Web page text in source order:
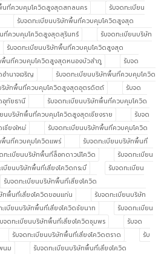
นที่ควบคุมโควิดสูงสุดสกลนคร
รับจดทะเบียน
รับจดทะเบียนบริษัทพื้นที่ควบคุมโควิดสูงสุด
ที่ควบคุมโควิดสูงสุดสุรินทร์
รับจดทะเบียนบริษัท
รับจดทะเบียนบริษัทพื้นที่ควบคุมโควิดสูงสุด
พื้นที่ควบคุมโควิดสูงสุดหนองบัวลำภู
รับจด
ำนาจเจริญ
รับจดทะเบียนบริษัทพื้นที่ควบคุมโควิด
ริษัทพื้นที่ควบคุมโควิดสูงสุดอุตรดิตถ์
รับจด
อุทัยธานี
รับจดทะเบียนบริษัทพื้นที่ควบคุมโควิด
ยนบริษัทพื้นที่ควบคุมโควิดสูงสุดเชียงราย
รับจด
ชียงใหม่
รับจดทะเบียนบริษัทพื้นที่ควบคุมโควิด
พื้นที่ควบคุมโควิดแพร่
รับจดทะเบียนบริษัทพื้นที่
ทะเบียนบริษัทพื้นที่ล็อกดาวน์โควิด
รับจดทะเบียน
เบียนบริษัทพื้นที่เสี่ยงโควิดกระบี่
รับจดทะเบียน
รับจดทะเบียนบริษัทพื้นที่เสี่ยงโควิด
ทพื้นที่เสี่ยงโควิดขอนแก่น
รับจดทะเบียนบริษัท
ะเบียนบริษัทพื้นที่เสี่ยงโควิดชัยนาท
รับจดทะเบียน
จดทะเบียนบริษัทพื้นที่เสี่ยงโควิดชุมพร
รับจด
รับจดทะเบียนบริษัทพื้นที่เสี่ยงโควิดตราด
รับ
นม
รับจดทะเบียนบริษัทพื้นที่เสี่ยงโควิด